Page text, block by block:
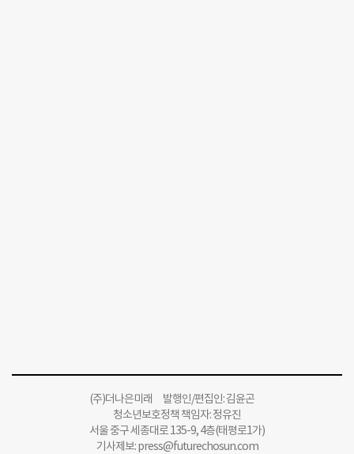
(주)더나은미래 발행인/편집인: 김윤곤
청소년보호정책 책임자: 정유진
서울 중구 세종대로 135-9, 4층(태평로1가)
기사제보:press@futurechosun.com